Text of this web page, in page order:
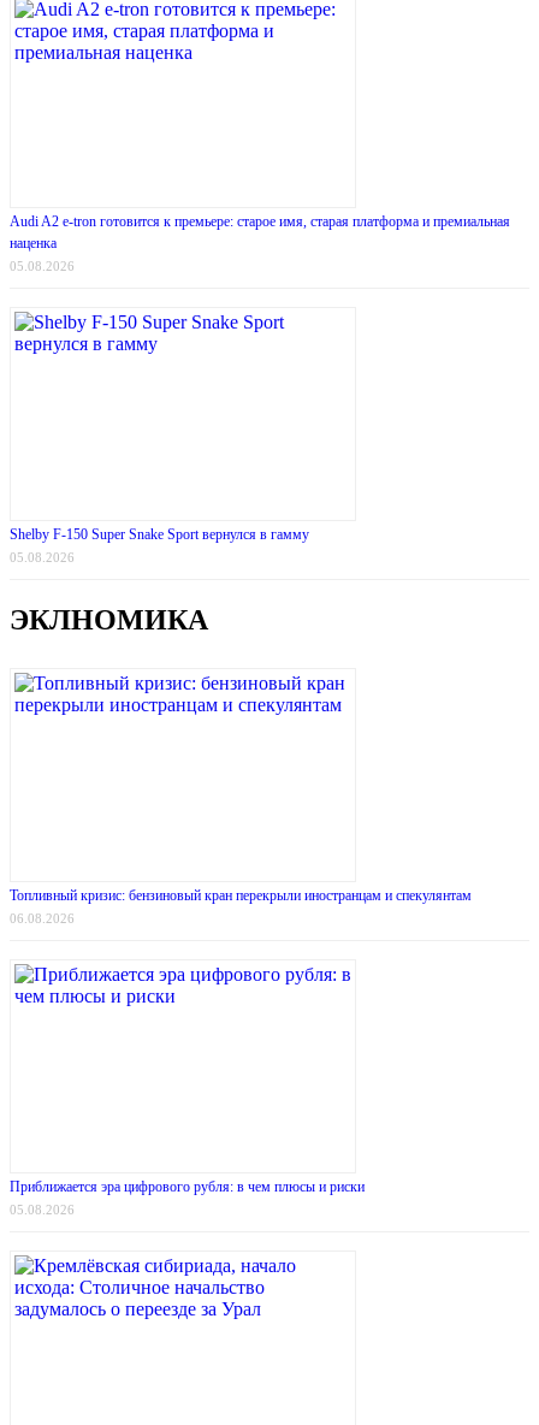
Audi A2 e-tron готовится к премьере: старое имя, старая платформа и премиальная
наценка
05.08.2026
Shelby F-150 Super Snake Sport вернулся в гамму
05.08.2026
ЭКЛНОМИКА
Топливный кризис: бензиновый кран перекрыли иностранцам и спекулянтам
06.08.2026
Приближается эра цифрового рубля: в чем плюсы и риски
05.08.2026